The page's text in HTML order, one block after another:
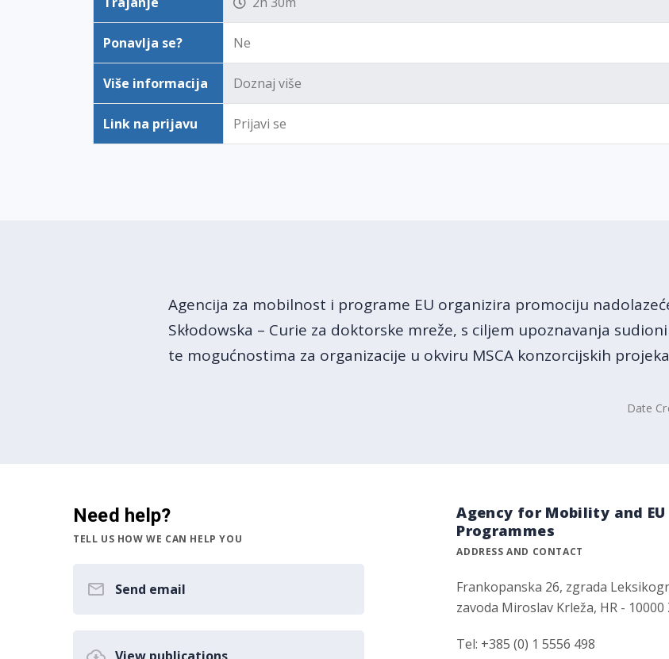
Ponavlja se? Ne
Više informacija Doznaj više
Link na prijavu Prijavi se
Agencija za mobilnost i programe EU organizira promociju
Skłodowska – Curie za doktorske mreže, s ciljem upoznavanja
te mogućnostima za organizacije u okviru MSCA konzorcijskih
Date
Need help?
TELL US HOW WE CAN HELP YOU
Send email
Agency for Mobility and EU
Programmes
ADDRESS AND CONTACT
Frankopanska 26, zgrada
zavoda Miroslav Krleža, HR -
Tel: +385 (0) 1 5556 498